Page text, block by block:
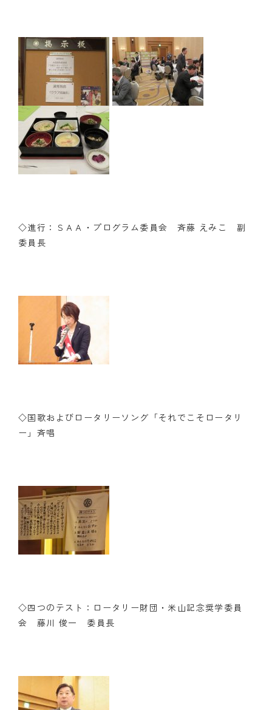
例会場・事務局の案内
リンク集
情報公開
入会のご案内
◇進行：ＳＡＡ・プログラム委員会 斉藤 えみこ 副
委員長
◇国歌およびロータリーソング「それでこそロータリ
ー」斉唱
◇四つのテスト：ロータリー財団・米山記念奨学委員
会 藤川 俊一 委員長